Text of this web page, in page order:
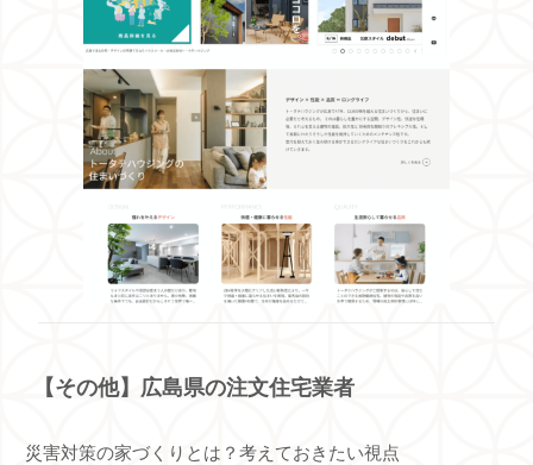
【その他】広島県の注文住宅業者
災害対策の家づくりとは？考えておきたい視点